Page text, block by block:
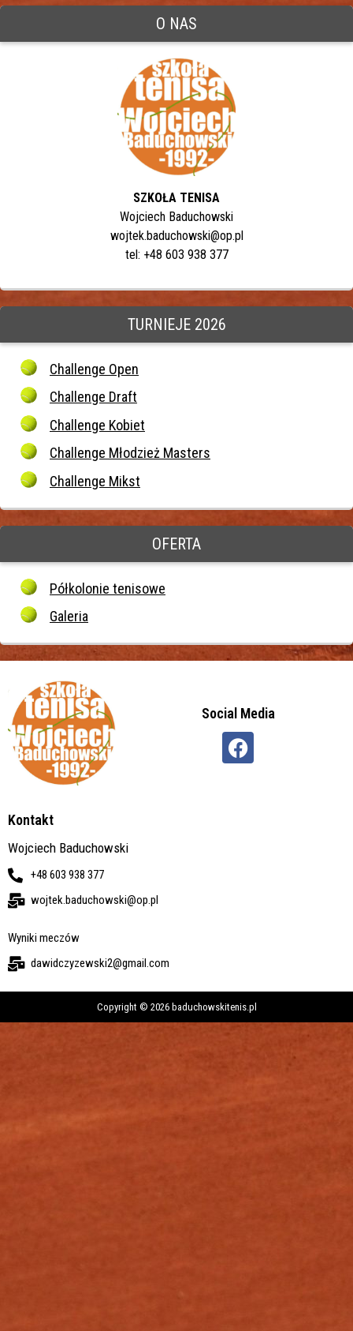
O NAS
SZKOŁA TENISA
Wojciech Baduchowski
wojtek.baduchowski@op.pl
tel: +48 603 938 377
TURNIEJE 2026
Challenge Open
Challenge Draft
Challenge Kobiet
Challenge Młodzież Masters
Challenge Mikst
OFERTA
Półkolonie tenisowe
Galeria
Social Media
Kontakt
Wojciech Baduchowski
+48 603 938 377
wojtek.baduchowski@op.pl
Wyniki meczów
dawidczyzewski2@gmail.com
Copyright © 2026 baduchowskitenis.pl